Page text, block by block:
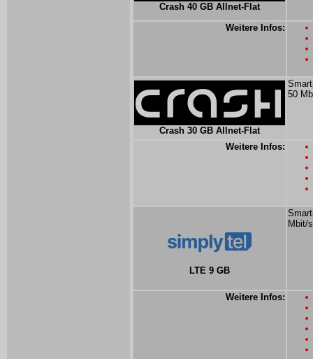
Crash 40 GB Allnet-Flat
Weitere Infos:
Crash 30 GB Allnet-Flat
50
Weitere Infos:
LTE 9 GB
Mbit/s
Weitere Infos: